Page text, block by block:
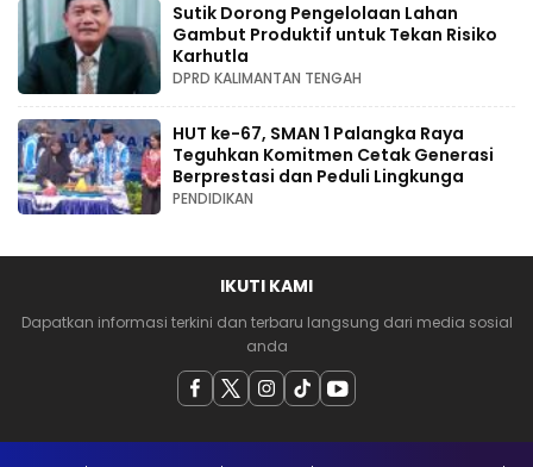
Sutik Dorong Pengelolaan Lahan
Gambut Produktif untuk Tekan Risiko
Karhutla
DPRD KALIMANTAN TENGAH
HUT ke-67, SMAN 1 Palangka Raya
Teguhkan Komitmen Cetak Generasi
Berprestasi dan Peduli Lingkunga
PENDIDIKAN
IKUTI KAMI
Dapatkan informasi terkini dan terbaru langsung dari media sosial
anda